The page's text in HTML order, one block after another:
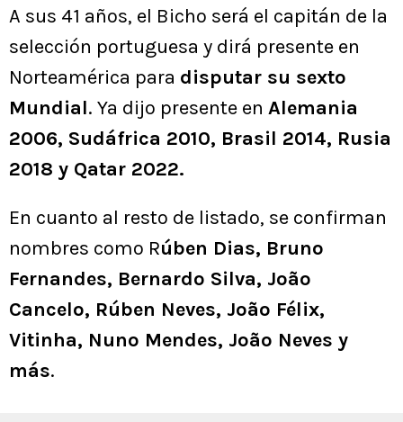
A sus 41 años, el Bicho será el capitán de la
selección portuguesa y dirá presente en
Norteamérica para disputar su sexto
Mundial. Ya dijo presente en Alemania
2006, Sudáfrica 2010, Brasil 2014, Rusia
2018 y Qatar 2022.
En cuanto al resto de listado, se confirman
nombres como Rúben Dias, Bruno
Fernandes, Bernardo Silva, João
Cancelo, Rúben Neves, João Félix,
Vitinha, Nuno Mendes, João Neves y
más.